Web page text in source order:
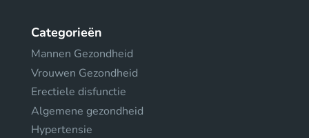
Categorieën
Mannen Gezondheid
Vrouwen Gezondheid
Erectiele disfunctie
Algemene gezondheid
Hypertensie